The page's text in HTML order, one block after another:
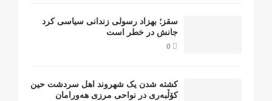
سقز؛ بهزاد رسولی زندانی سیاسی کرد
جانش در خطر است
0
کشتە شدن یک شهروند اهل سردشت حین
کۆڵبەری در نواحی مرزی هەورامان